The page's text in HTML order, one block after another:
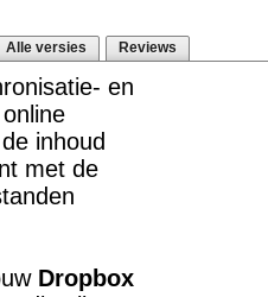
Alle versies Reviews
en
inhoud
met de
Dropbox